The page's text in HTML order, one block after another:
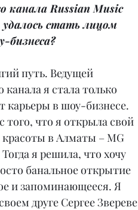
канала Russian Music
стать лицом
бизнеса?
путь. Ведущей
я стала только
карьеры в шоу-бизнесе.
того, что я открыла свой
в Алматы – MG
я решила, что хочу
банальное открытие
и запоминающееся. Я
друге Сергее Звереве